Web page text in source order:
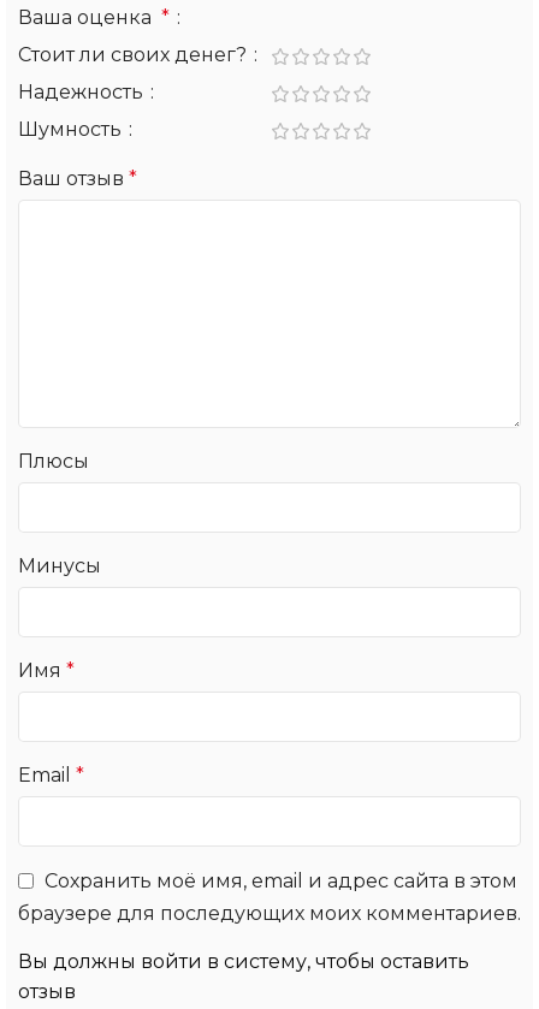
Ваша оценка *
Стоит ли своих денег?
Надежность
Шумность
Ваш отзыв *
Плюсы
Минусы
Имя *
Email *
Сохранить моё имя, email и адрес сайта в этом
браузере для последующих моих комментариев.
Вы должны войти в систему, чтобы оставить
отзыв